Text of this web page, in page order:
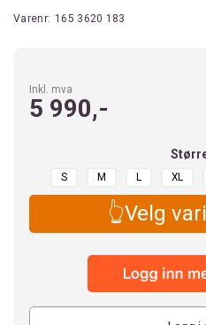
Varenr: 165 3620 183
Inkl. mva
5 990,-
S M L XL
👆Velg